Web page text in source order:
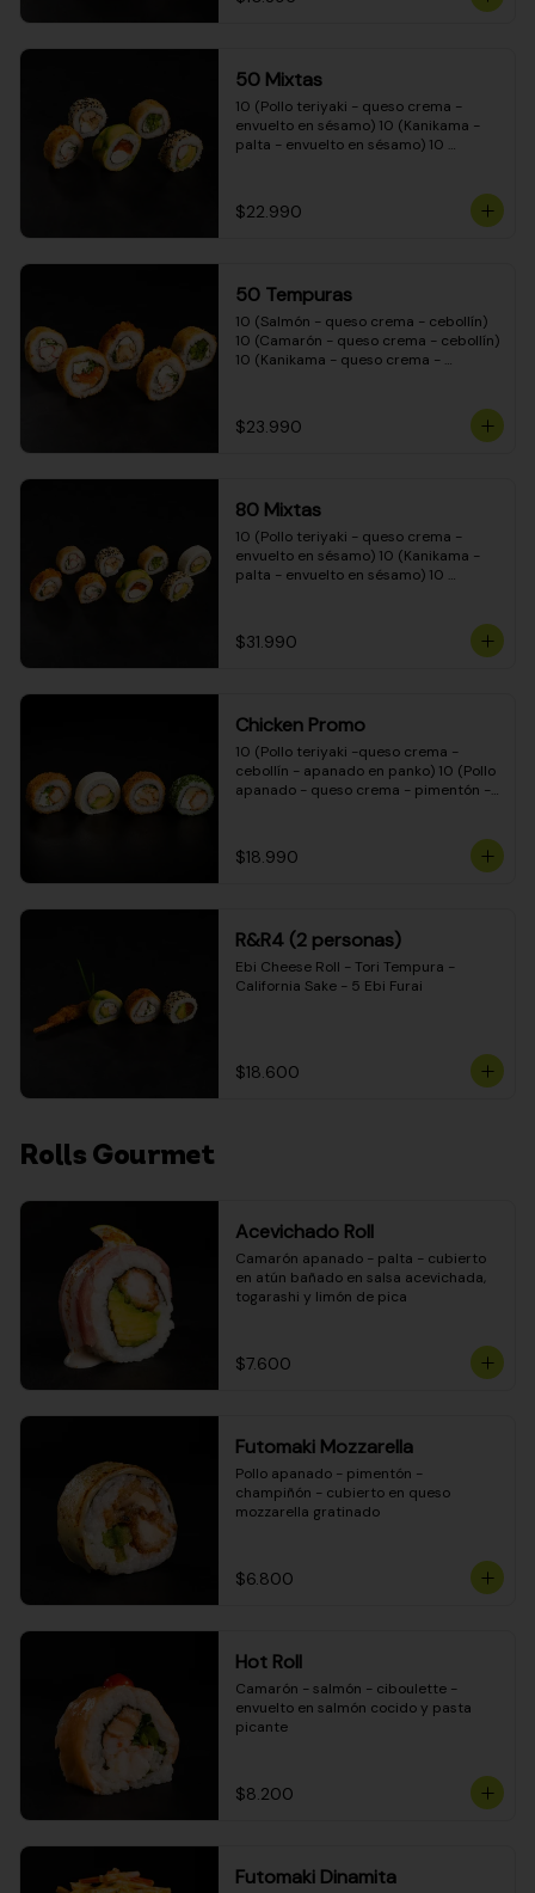
50 Mixtas
10 (Pollo teriyaki - queso crema -
envuelto en sésamo) 10 (Kanikama -
palta - envuelto en sésamo) 10
cebollín - envuelto en masa tempura)
10 (Pimentón - queso crema - cebollín
$22.990
50 Tempuras
10 (Salmón - queso crema - cebollín)
10 (Camarón - queso crema - cebollín)
10 (Kanikama - queso crema -
crema - cebollín)
$23.990
80 Mixtas
10 (Pollo teriyaki - queso crema -
envuelto en sésamo) 10 (Kanikama -
palta - envuelto en sésamo) 10
envuelto en queso crema) 10
(Camarón - queso crema - cebollín -
teriyaki - queso crema - cebollín -
envuelto en masa tempura) 10
(Pimentón - queso crema - cebollín -
envuelto en masa tempura)
$31.990
Chicken Promo
10 (Pollo teriyaki -queso crema -
cebollín - apanado en panko) 10 (Pollo
apanado - queso crema - pimentón -
ciboulette) 10 (Pollo teriyaki - palta -
envuelto en queso crema)
$18.990
R&R4 (2 personas)
Ebi Cheese Roll - Tori Tempura -
California Sake - 5 Ebi Furai
$18.600
Rolls Gourmet
Acevichado Roll
Camarón apanado - palta - cubierto
en atún bañado en salsa acevichada,
togarashi y limón de pica
$7.600
Futomaki Mozzarella
Pollo apanado - pimentón -
champiñón - cubierto en queso
mozzarella gratinado
$6.800
Hot Roll
Camarón - salmón - ciboulette -
envuelto en salmón cocido y pasta
picante
$8.200
Futomaki Dinamita